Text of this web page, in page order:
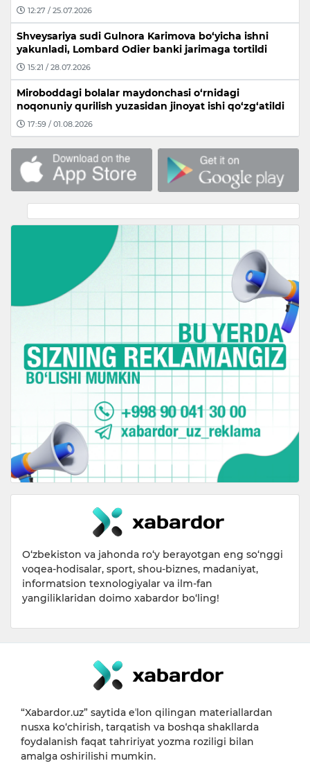
12:27 / 25.07.2026
Shveysariya sudi Gulnora Karimova bo‘yicha ishni
yakunladi, Lombard Odier banki jarimaga tortildi
15:21 / 28.07.2026
Miroboddagi bolalar maydonchasi o‘rnidagi
noqonuniy qurilish yuzasidan jinoyat ishi qo‘zg‘atildi
17:59 / 01.08.2026
O‘zbekiston va jahonda ro‘y berayotgan eng so‘nggi
voqea-hodisalar, sport, shou-biznes, madaniyat,
informatsion texnologiyalar va ilm-fan
yangiliklaridan doimo xabardor bo‘ling!
“Xabardor.uz” saytida eʼlon qilingan materiallardan
nusxa ko‘chirish, tarqatish va boshqa shakllarda
foydalanish faqat tahririyat yozma roziligi bilan
amalga oshirilishi mumkin.